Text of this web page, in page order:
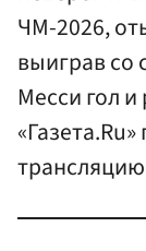
ЧМ-2026,
выиграв со
Месси гол и